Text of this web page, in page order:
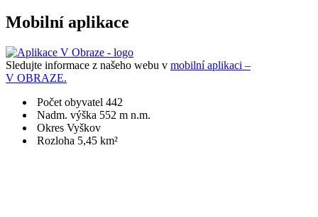
Mobilní aplikace
Sledujte informace z našeho webu v mobilní aplikaci –
V OBRAZE.
Počet obyvatel 442
Nadm. výška 552 m n.m.
Okres Vyškov
Rozloha 5,45 km²